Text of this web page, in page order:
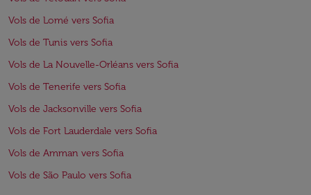
Vols de Lomé vers Sofia
Vols de Tunis vers Sofia
Vols de La Nouvelle-Orléans vers Sofia
Vols de Tenerife vers Sofia
Vols de Jacksonville vers Sofia
Vols de Fort Lauderdale vers Sofia
Vols de Amman vers Sofia
Vols de São Paulo vers Sofia